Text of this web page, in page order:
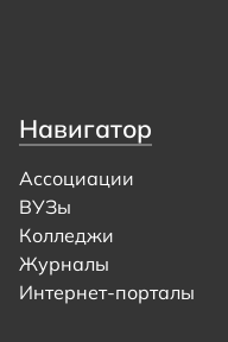
Навигатор
Ассоциации
ВУЗы
Колледжи
Журналы
Интернет-порталы